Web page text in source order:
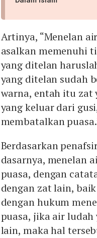
Artinya, “Menelan
asalkan memenuhi
yang ditelan
yang ditelan sudah
warna, entah itu zat
yang keluar dari
membatalkan
Berdasarkan
dasarnya, menelan
puasa, dengan
dengan zat lain,
dengan hukum
puasa, jika air
lain, maka hal